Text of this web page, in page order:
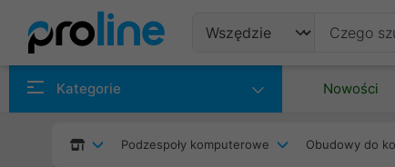
Kategorie Nowości
Podzespoły komputerowe Obudowy do